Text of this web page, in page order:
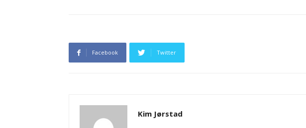
Facebook Twitter
Kim Jørstad